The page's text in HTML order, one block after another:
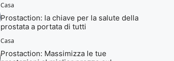
Casa
Prostaction: la chiave per la salute della
prostata a portata di tutti
Casa
Prostaction: Massimizza le tue